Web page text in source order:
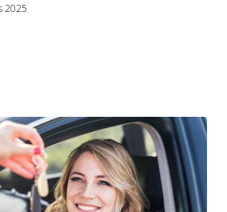
2025